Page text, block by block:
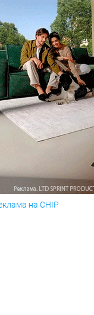
на CHIP